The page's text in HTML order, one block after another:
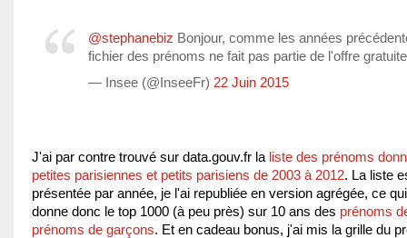
@stephanebiz Bonjour, comme les années
fichier des prénoms ne fait pas partie de l'offre
— Insee (@InseeFr) 22 Juin 2015
J'ai par contre trouvé sur data.gouv.fr la liste des prénoms
petites parisiennes et petits parisiens de 2003 à 2012. La liste
présentée par année, je l'ai republiée en version agrégée, ce
donne donc le top 1000 (à peu près) sur 10 ans des prénoms
prénoms de garçons. Et en cadeau bonus, j'ai mis la grille du